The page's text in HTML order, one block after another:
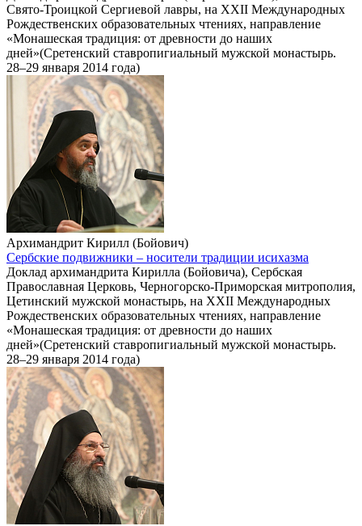
Свято-Троицкой Сергиевой лавры, на XXII Международных
Рождественских образовательных чтениях, направление
«Монашеская традиция: от древности до наших
дней»(Сретенский ставропигиальный мужской монастырь.
28–29 января 2014 года)
Архимандрит Кирилл (Бойович)
Сербские подвижники – носители традиции исихазма
Доклад архимандрита Кирилла (Бойовича), Сербская
Православная Церковь, Черногорско-Приморская митрополия,
Цетинский мужской монастырь, на XXII Международных
Рождественских образовательных чтениях, направление
«Монашеская традиция: от древности до наших
дней»(Сретенский ставропигиальный мужской монастырь.
28–29 января 2014 года)